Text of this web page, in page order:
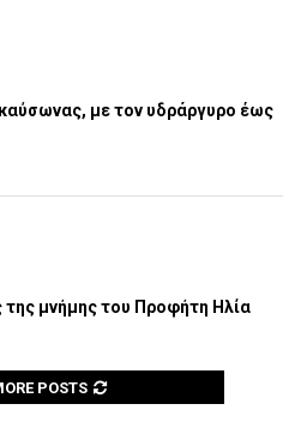
με τον υδράργυρο έως
της μνήμης του Προφήτη Ηλία
POSTS